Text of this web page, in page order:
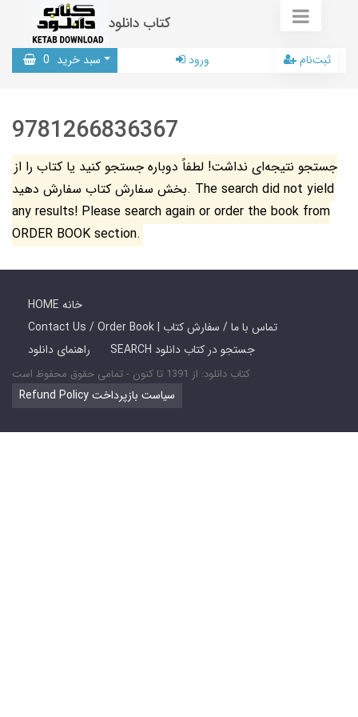
کتاب دانلود
سبد خرید 0 ورود ثبت‌نام
9781266836367
جستجو نتیجه‌ای نداشت! لطفاً دوباره جستجو کنید یا کتاب را از
بخش سفارش کتاب سفارش دهید. The search did not yield
any results! Please search again or order the book from
ORDER BOOK section.
HOME خانه
Contact Us / Order Book | تماس با ما / سفارش کتاب
راهنمای دانلود
SEARCH جستجو در کتاب دانلود
کتاب دانلود: از 1391 تا کنون - تمامی حقوق محفوظ است
Refund Policy سیاست بازپرداخت